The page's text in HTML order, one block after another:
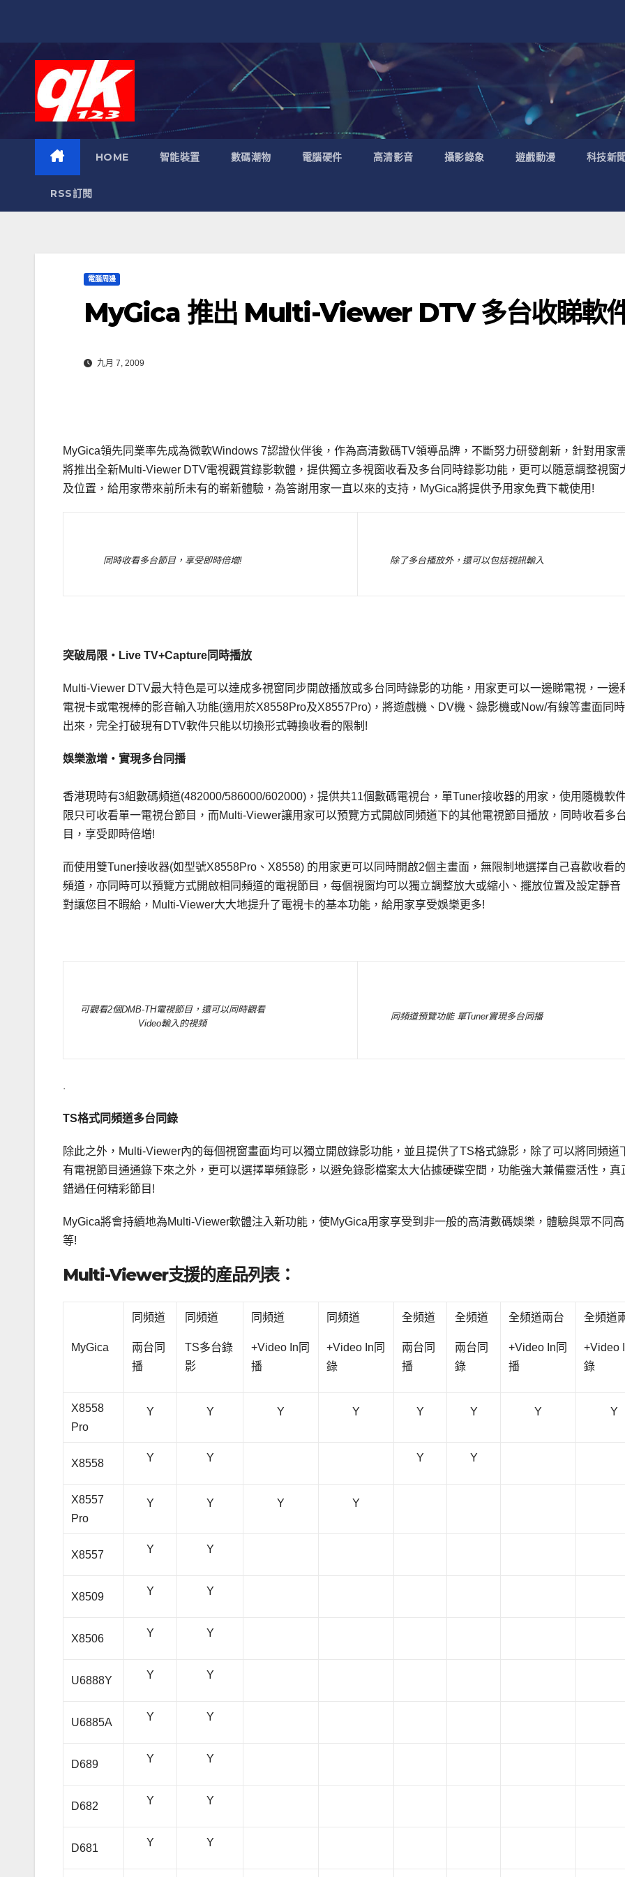
HOME 智能裝置 數碼潮物 電腦硬件 高清影音 攝影錄象 遊戲動漫 科技新聞
RSS訂閱
電腦周邊
MyGica 推出 Multi-Viewer DTV 多台收睇軟
九月 7, 2009
MyGica領先同業率先成為微軟Windows 7認證伙伴後，作為高清數碼TV領導品牌，不斷努力研發創新，針對用家
將推出全新Multi-Viewer DTV電視觀賞錄影軟體，提供獨立多視窗收看及多台同時錄影功能，更可以隨意調整視窗
及位置，給用家帶來前所未有的嶄新體驗，為答謝用家一直以來的支持，MyGica將提供予用家免費下載使用!
同時收看多台節目，享受即時倍增! 除了多台播放外，還可以包括視訊輸入
突破局限‧Live TV+Capture同時播放
Multi-Viewer DTV最大特色是可以達成多視窗同步開啟播放或多台同時錄影的功能，用家更可以一邊睇電視，一邊
電視卡或電視棒的影音輸入功能(適用於X8558Pro及X8557Pro)，將遊戲機、DV機、錄影機或Now/有線等畫面同
出來，完全打破現有DTV軟件只能以切換形式轉換收看的限制!
娛樂激增‧實現多台同播
香港現時有3組數碼頻道(482000/586000/602000)，提供共11個數碼電視台，單Tuner接收器的用家，使用隨機軟
限只可收看單一電視台節目，而Multi-Viewer讓用家可以預覽方式開啟同頻道下的其他電視節目播放，同時收看多
目，享受即時倍增!
而使用雙Tuner接收器(如型號X8558Pro、X8558) 的用家更可以同時開啟2個主畫面，無限制地選擇自己喜歡收看
頻道，亦同時可以預覽方式開啟相同頻道的電視節目，每個視窗均可以獨立調整放大或縮小、擺放位置及設定靜音
對讓您目不暇給，Multi-Viewer大大地提升了電視卡的基本功能，給用家享受娛樂更多!
可觀看2個DMB-TH電視節目，還可以同時觀看
Video輸入的視頻
同頻道預覽功能 單Tuner實現多台同播
.
TS格式同頻道多台同錄
除此之外，Multi-Viewer內的每個視窗畫面均可以獨立開啟錄影功能，並且提供了TS格式錄影，除了可以將同頻道
有電視節目通通錄下來之外，更可以選擇單頻錄影，以避免錄影檔案太大佔據硬碟空間，功能強大兼備靈活性，真
錯過任何精彩節目!
MyGica將會持續地為Multi-Viewer軟體注入新功能，使MyGica用家享受到非一般的高清數碼娛樂，體驗與眾不同
等!
Multi-Viewer支援的産品列表：
MyGica
同頻道
兩台同
播
同頻道
TS多台錄
影
同頻道
+Video In同
播
同頻道
+Video In同
錄
全頻道
兩台同
播
全頻道
兩台同
錄
全頻道兩台
+Video In同
播
全頻道
+Video
錄
X8558
Pro
Y Y Y Y Y Y Y Y
X8558 Y Y Y Y
X8557
Pro
Y Y Y Y
X8557 Y Y
X8509 Y Y
X8506 Y Y
U6888Y Y Y
U6885A Y Y
D689 Y Y
D682 Y Y
D681 Y Y